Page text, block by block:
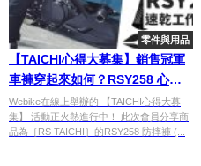
零件與用品
【TAICHI心得大募集】銷售冠軍
車褲穿起來如何？RSY258 心得
揭密！
Webike在線上舉辦的 【TAICHI心得大募
集】 活動正火熱進行中！ 此次會員分享商
品為［RS TAICHI］的RSY258 防摔褲 (...